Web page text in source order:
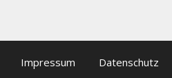
Impressum Datenschutz